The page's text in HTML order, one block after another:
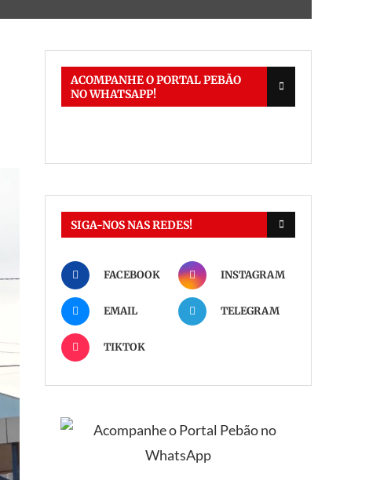
ACOMPANHE O PORTAL PEBÃO
NO WHATSAPP!
SIGA-NOS NAS REDES!
FACEBOOK INSTAGRAM
EMAIL TELEGRAM
TIKTOK